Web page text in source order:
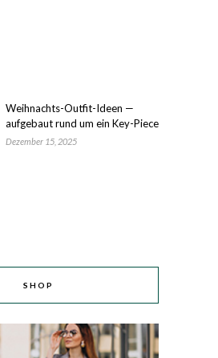
Weihnachts-Outfit-Ideen —
aufgebaut rund um ein Key-Piece
Dezember 15, 2025
SHOP